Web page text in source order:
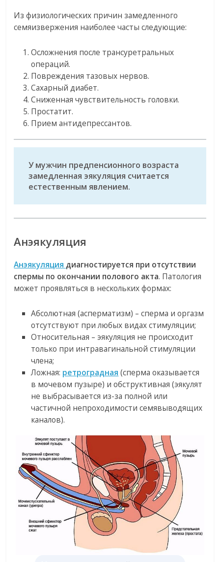
Из физиологических причин замедленного
семяизвержения наиболее часты следующие:
Осложнения после трансуретральных
операций.
Повреждения тазовых нервов.
Сахарный диабет.
Сниженная чувствительность головки.
Простатит.
Прием антидепрессантов.
У мужчин предпенсионного возраста
замедленная эякуляция считается
естественным явлением.
Анэякуляция
Анэякуляция диагностируется при отсутствии
спермы по окончании полового акта. Патология
может проявляться в нескольких формах:
Абсолютная (асперматизм) – сперма и оргазм
отсутствуют при любых видах стимуляции;
Относительная – эякуляция не происходит
только при интравагинальной стимуляции
члена;
Ложная: ретроградная (сперма оказывается
в мочевом пузыре) и обструктивная (эякулят
не выбрасывается из-за полной или
частичной непроходимости семявыводящих
каналов).